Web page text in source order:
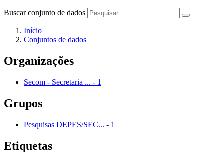
Buscar conjunto de dados
Início
Conjuntos de dados
Organizações
Secom - Secretaria ... - 1
Grupos
Pesquisas DEPES/SEC... - 1
Etiquetas